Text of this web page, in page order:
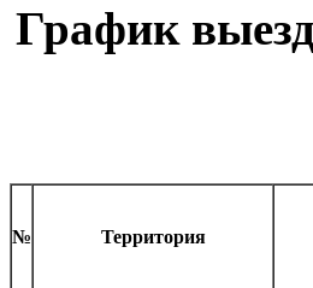
График
№ Территория